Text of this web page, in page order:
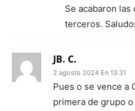
Se acabaron
terceros.
JB. C.
2 agosto 2024 En 13:31
Pues o se vence a
primera de grupo